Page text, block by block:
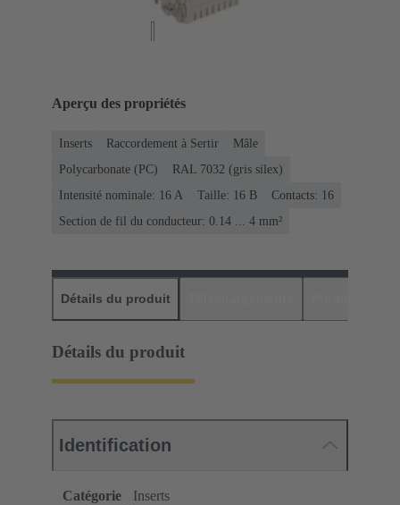
Aperçu des propriétés
Inserts Raccordement à Sertir
Mâle
Polycarbonate (PC)
RAL 7032 (gris silex)
Intensité nominale: ‌16 A
Taille: 16 B
Contacts: 16
Section de fil du conducteur: 0.14 ... 4 mm²
Détails du produit
Détails du produit
Identification
Catégorie Inserts